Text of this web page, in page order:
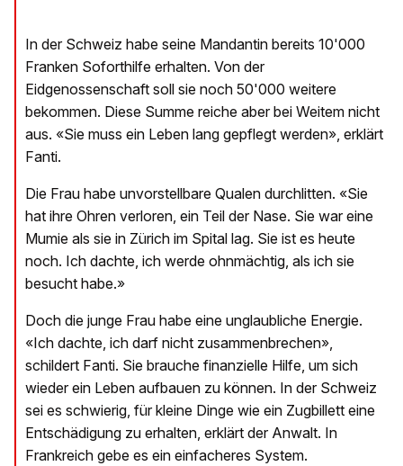
In der Schweiz habe seine Mandantin bereits 10'000
Franken Soforthilfe erhalten. Von der
Eidgenossenschaft soll sie noch 50'000 weitere
bekommen. Diese Summe reiche aber bei Weitem nicht
aus. «Sie muss ein Leben lang gepflegt werden», erklärt
Fanti.
Die Frau habe unvorstellbare Qualen durchlitten. «Sie
hat ihre Ohren verloren, ein Teil der Nase. Sie war eine
Mumie als sie in Zürich im Spital lag. Sie ist es heute
noch. Ich dachte, ich werde ohnmächtig, als ich sie
besucht habe.»
Doch die junge Frau habe eine unglaubliche Energie.
«Ich dachte, ich darf nicht zusammenbrechen»,
schildert Fanti. Sie brauche finanzielle Hilfe, um sich
wieder ein Leben aufbauen zu können. In der Schweiz
sei es schwierig, für kleine Dinge wie ein Zugbillett eine
Entschädigung zu erhalten, erklärt der Anwalt. In
Frankreich gebe es ein einfacheres System.